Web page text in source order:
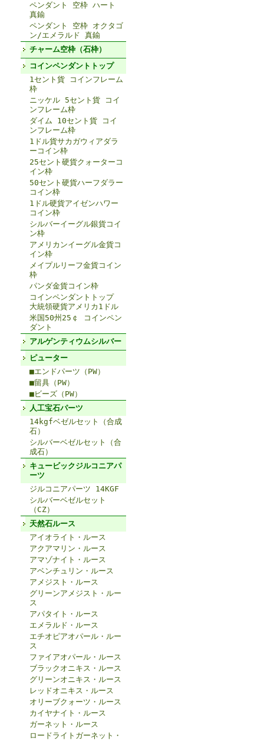
ペンダント 空枠 ハート
真鍮
ペンダント 空枠 オクタゴ
ン/エメラルド 真鍮
チャーム空枠（石枠）
コインペンダントトップ
1セント貨 コインフレーム
枠
ニッケル 5セント貨 コイ
ンフレーム枠
ダイム 10セント貨 コイ
ンフレーム枠
1ドル貨サカガウィアダラ
ーコイン枠
25セント硬貨クォーターコ
イン枠
50セント硬貨ハーフダラー
コイン枠
1ドル硬貨アイゼンハワー
コイン枠
シルバーイーグル銀貨コイ
ン枠
アメリカンイーグル金貨コ
イン枠
メイプルリーフ金貨コイン
枠
パンダ金貨コイン枠
コインペンダントトップ
大統領硬貨アメリカ1ドル
米国50州25￠ コインペン
ダント
アルゲンティウムシルバー
ピューター
■エンドパーツ（PW）
■留具（PW）
■ビーズ（PW）
人工宝石パーツ
14kgfベゼルセット（合成
石）
シルバーベゼルセット（合
成石）
キュービックジルコニアパ
ーツ
ジルコニアパーツ 14KGF
シルバーベゼルセット
（CZ）
天然石ルース
アイオライト・ルース
アクアマリン・ルース
アマゾナイト・ルース
アベンチュリン・ルース
アメジスト・ルース
グリーンアメジスト・ルー
ス
アパタイト・ルース
エメラルド・ルース
エチオピアオパール・ルー
ス
ファイアオパール・ルース
ブラックオニキス・ルース
グリーンオニキス・ルース
レッドオニキス・ルース
オリーブクォーツ・ルース
カイヤナイト・ルース
ガーネット・ルース
ロードライトガーネット・